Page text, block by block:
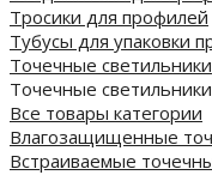
Тросики для профилей
Тубусы для упаковки
Точечные светильники
Точечные светильники
Все товары категории
Влагозащищенные
Встраиваемые